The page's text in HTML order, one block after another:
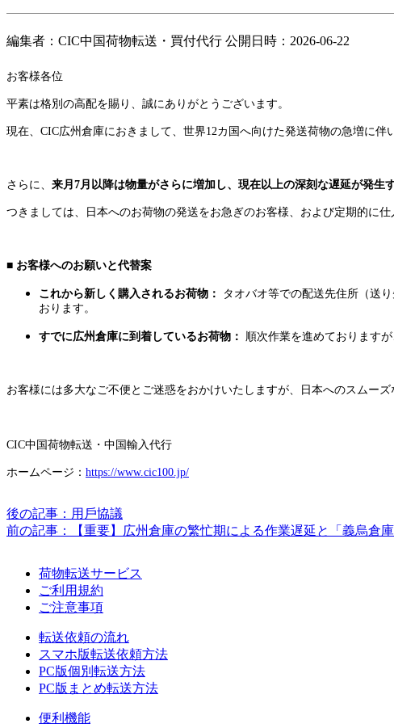
編集者：CIC中国荷物転送・買付代行 公開日時：2026-06-22
お客様各位
平素は格別の高配を賜り、誠にありがとうございます。
現在、CIC広州倉庫におきまして、世界12カ国へ向けた発送荷物の急増に
さらに、 来月7月以降は物量がさらに増加し、現在以上の深刻な遅延が発生
つきましては、日本へのお荷物の発送をお急ぎのお客様、および定期的に
■ お客様へのお願いと代替案
これから新しく購入されるお荷物：
タオバオ等での配送先住所（送
おります。
すでに広州倉庫に到着しているお荷物： 順次作業を進めております
お客様には多大なご不便とご迷惑をおかけいたしますが、日本へのスムー
CIC中国荷物転送・中国輸入代行
ホームページ： https://www.cic100.jp/
後の記事：用戶協議
前の記事：【重要】広州倉庫の繁忙期による作業遅延と「義烏倉
荷物転送サービス
ご利用規約
ご注意事項
転送依頼の流れ
スマホ版転送依頼方法
PC版個別転送方法
PC版まとめ転送方法
便利機能